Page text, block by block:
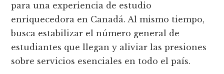
para una experiencia de estudio
enriquecedora en Canadá. Al mismo tiempo,
busca estabilizar el número general de
estudiantes que llegan y aliviar las presiones
sobre servicios esenciales en todo el país.